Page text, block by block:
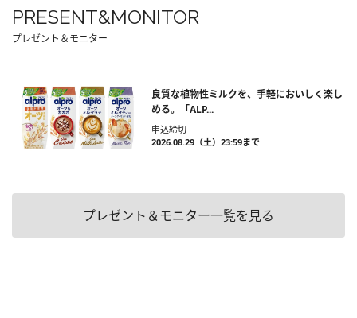
PRESENT&MONITOR
プレゼント＆モニター
良質な植物性ミルクを、手軽においしく楽し
める。「ALP...
申込締切
2026.08.29（土）23:59まで
プレゼント＆モニター一覧を見る